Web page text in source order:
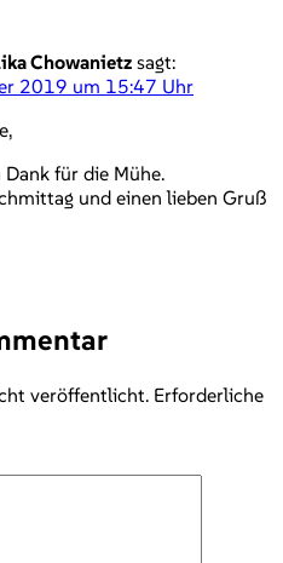
Chowanietz sagt:
2019 um 15:47 Uhr
für die Mühe.
und einen lieben Gruß
veröffentlicht. Erforderliche